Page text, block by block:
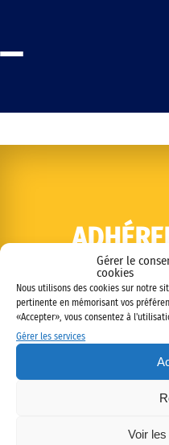
Gérer le
cookies
Nous utilisons des cookies sur notre
pertinente en mémorisant vos
«Accepter», vous consentez à
Gérer les services
Voir
Copyright ©
Mentions légales